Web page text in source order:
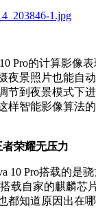
Pro的计算影像
夜景照片也能自
节到夜景模式下
样智能影像算法
荣耀无压力
10 Pro搭载的是
载自家的麒麟芯
都知道原因出在